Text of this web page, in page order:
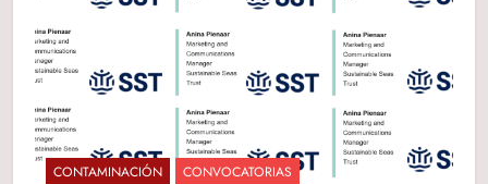
CONTAMINACIÓN CONVOCATORIAS